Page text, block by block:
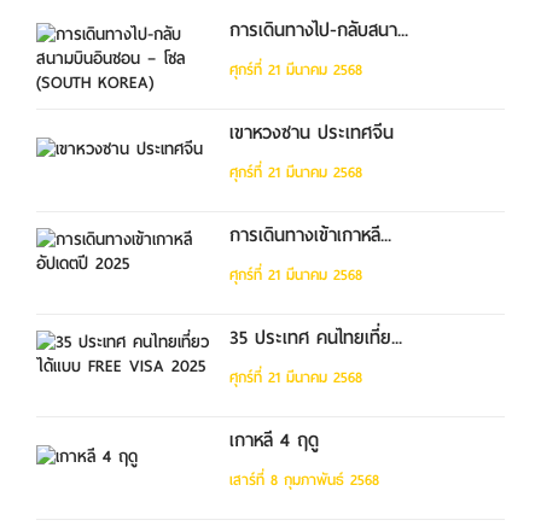
การเดินทางไป-กลับสนา...
ศุกร์ที่ 21 มีนาคม 2568
เขาหวงซาน ประเทศจีน
ศุกร์ที่ 21 มีนาคม 2568
การเดินทางเข้าเกาหลี...
ศุกร์ที่ 21 มีนาคม 2568
35 ประเทศ คนไทยเที่ย...
ศุกร์ที่ 21 มีนาคม 2568
เกาหลี 4 ฤดู
เสาร์ที่ 8 กุมภาพันธ์ 2568